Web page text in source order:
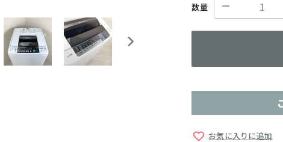
数量
お気に入りに追加